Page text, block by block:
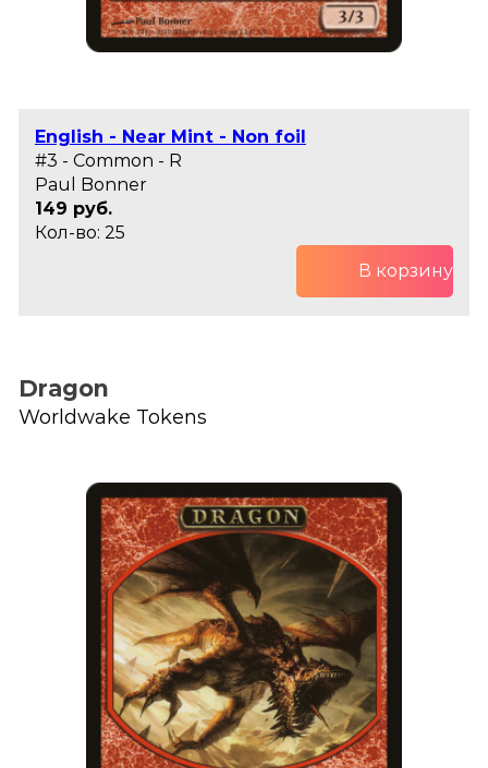
English - Near Mint - Non foil
#3 - Common - R
Paul Bonner
149 руб.
Кол-во: 25
В корзину
Dragon
Worldwake Tokens